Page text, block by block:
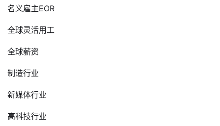
名义雇主EOR
全球灵活用工
全球薪资
制造行业
新媒体行业
高科技行业